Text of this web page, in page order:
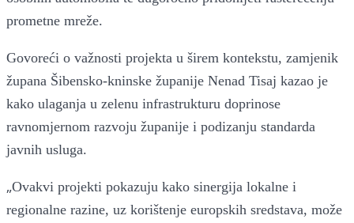
prometne mreže.
Govoreći o važnosti projekta u širem kontekstu, zamjenik
župana Šibensko-kninske županije Nenad Tisaj kazao je
kako ulaganja u zelenu infrastrukturu doprinose
ravnomjernom razvoju županije i podizanju standarda
javnih usluga.
„Ovakvi projekti pokazuju kako sinergija lokalne i
regionalne razine, uz korištenje europskih sredstava, može